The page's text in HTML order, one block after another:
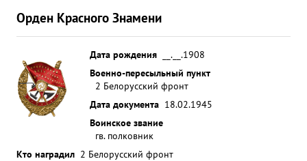
Орден Красного Знамени
Дата рождения
__.__.1908
Военно-пересыльный пункт
2 Белорусский фронт
Дата документа 18.02.1945
Воинское звание
гв. полковник
Кто наградил 2 Белорусский фронт